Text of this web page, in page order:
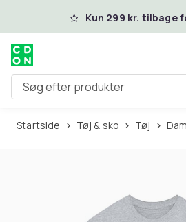
Spring til hovedindhold
Kun 299 kr. tilbage
Søg efter produkter
Startside Tøj & sko Tøj